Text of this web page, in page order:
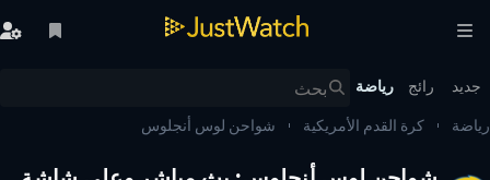
رائج رياضة
كرة القدم الأمريكية شواحن لوس أنجلوس